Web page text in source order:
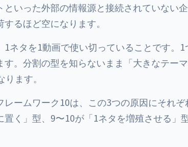
といった外部の情報源と接続されていない
するほど空になります。
1ネタを1動画で使い切っていることです。
す。分割の型を知らないまま「大きなテー
ます。
レームワーク10は、この3つの原因にそれ
置く」型、9〜10が「1ネタを増殖させる」型